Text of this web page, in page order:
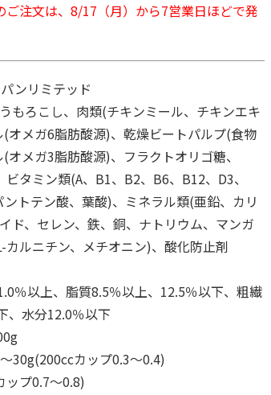
オトイレ 飛び散
ない消臭・抗菌サ
ド 4L
円
料別・税込)
無添加良品 カムカ
ムデンタルコーン
ぐるぐるボーン型 S
(送料別・税込)
銀のスプーン パ
チ 健康に育つ子
ご注文は、8/17（月）から7営業日ほどで発
ンリミテッド
もろこし、肉類(チキンミール、チキンエキ
オメガ6脂肪酸源)、乾燥ビートパルプ(食物
メガ3脂肪酸源)、フラクトオリゴ糖、
タミン類(A、B1、B2、B6、B12、D3、
トテン酸、葉酸)、ミネラル類(亜鉛、カリ
ド、セレン、鉄、銅、ナトリウム、マンガ
ルニチン、メチオニン)、酸化防止剤
％以上、脂質8.5％以上、12.5％以下、粗繊
、水分12.0％以下
30g(200ccカップ0.3～0.4)
ップ0.7～0.8)